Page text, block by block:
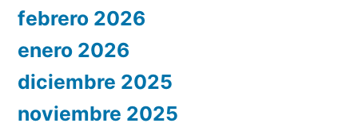
febrero 2026
enero 2026
diciembre 2025
noviembre 2025